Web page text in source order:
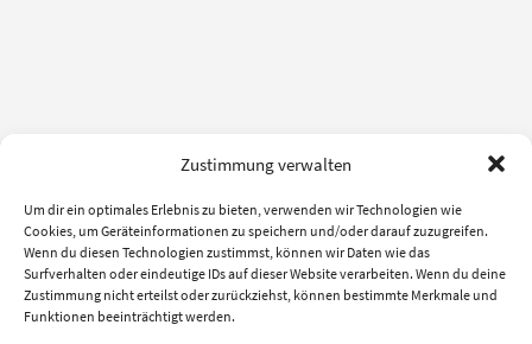
Zustimmung verwalten
Um dir ein optimales Erlebnis zu bieten, verwenden wir Technologien wie
Cookies, um Geräteinformationen zu speichern und/oder darauf zuzugreifen.
Wenn du diesen Technologien zustimmst, können wir Daten wie das
Surfverhalten oder eindeutige IDs auf dieser Website verarbeiten. Wenn du deine
Zustimmung nicht erteilst oder zurückziehst, können bestimmte Merkmale und
Funktionen beeinträchtigt werden.